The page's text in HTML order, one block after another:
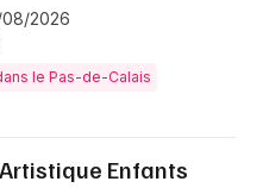
08/2026
le Pas-de-Calais
Enfants